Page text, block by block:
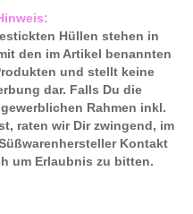
Hüllen stehen in
den im Artikel benannten
und stellt keine
dar. Falls Du die
Rahmen inkl.
raten wir Dir zwingend, im
Kontakt
um Erlaubnis zu bitten.